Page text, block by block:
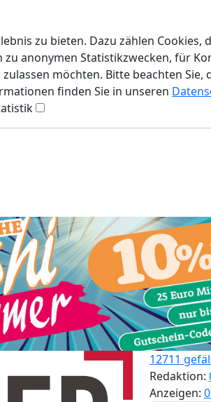
zu bieten. Dazu zählen
anonymen Statistikzwecken, für
möchten. Bitte beachten
finden Sie in unseren
12711
Redaktion:
Anzeigen: